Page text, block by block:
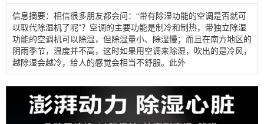
信息摘要：相信很多朋友都会问：“带有除湿功能的空调是否就可
以取代除湿机了呢”？空调的主要功能是制冷和制热，带独立除湿
功能的空调机可以除湿，但除湿量小、除湿慢；而且在南方地区的
阴雨季节，温度并不高，这时如果用空调来除湿，吹出的是冷风，
越除湿会越冷，给人的感觉会相当不舒服。此外